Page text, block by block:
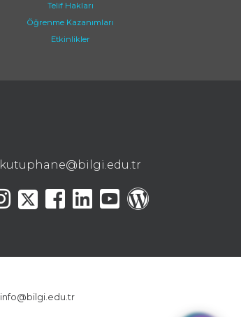
Telif Hakları
Öğrenme Kazanımları
Etkinlikler
kutuphane@bilgi.edu.tr
info@bilgi.edu.tr